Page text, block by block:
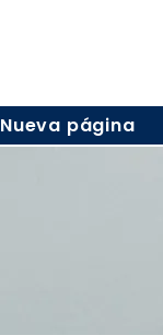
Nueva página